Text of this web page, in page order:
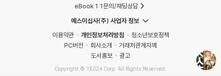
eBook 1:1문의/채팅상담
예스이십사(주) 사업자 정보
이용약관
개인정보처리방침
청소년보호정책
PC버전
회사소개
거래처관계자께
도서홍보
광고
Copyright © YES24 Corp. All Rights Reserved.